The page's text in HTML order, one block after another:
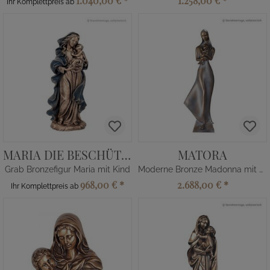
Ihr Komplettpreis ab
MARIA DIE BESCHÜTZENDE
Grab Bronzefigur Maria mit Kind
Ihr Komplettpreis ab 968,00 € *
MATORA
Moderne Bronze Madonna mit Kind
2.688,00 € *